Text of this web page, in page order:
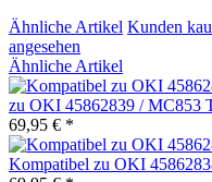
Ähnliche Artikel Kunden
angesehen
Ähnliche Artikel
zu OKI 45862839 / MC853
69,95 € *
Kompatibel zu OKI